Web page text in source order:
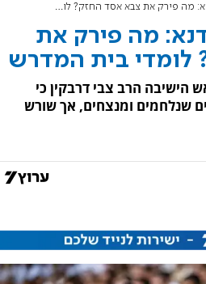
פירק את צבא אסד החזק? לומדי בית המדרש
מה פירק את
לומדי בית המדרש
הישיבה הרב צבי דרבקין כי
שנלחמים ומנצחים, אך שורש